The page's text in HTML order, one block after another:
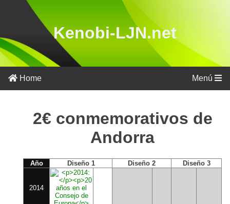
Kenobi-LJN.net
Home Menú
Por
país
Por
2€ conmemorativos de
Andorra
Año Diseño 1 Diseño 2 Diseño 3
2014